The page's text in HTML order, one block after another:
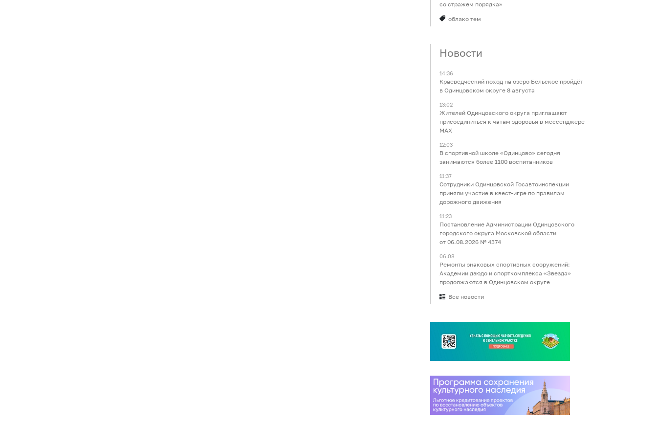
со стражем порядка»
облако тем
Новости
14:36
Краеведческий поход на озеро Бельское пройдёт
в Одинцовском округе 8 августа
13:02
Жителей Одинцовского округа приглашают
присоединиться к чатам здоровья в мессенджере
МАХ
12:03
В спортивной школе «Одинцово» сегодня
занимаются более 1100 воспитанников
11:37
Сотрудники Одинцовской Госавтоинспекции
приняли участие в квест-игре по правилам
дорожного движения
11:23
Постановление Администрации Одинцовского
городского округа Московской области
от 06.08.2026 № 4374
06.08
Ремонты знаковых спортивных сооружений:
Академии дзюдо и спорткомплекса «Звезда»
продолжаются в Одинцовском округе
Все новости